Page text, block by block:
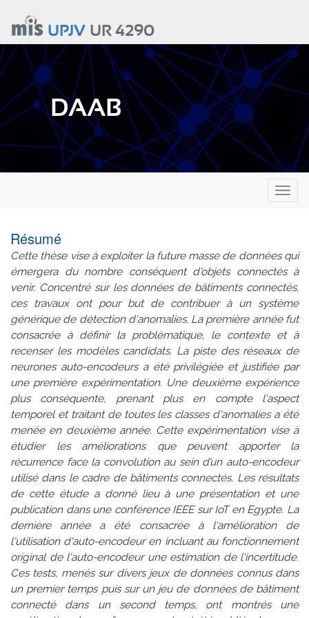
contenu
principal
UPJVUR 4290
DAAB
Résumé
Cette thèse vise à exploiter la future masse de données qui
émergera du nombre conséquent d'objets connectés à
venir. Concentré sur les données de bâtiments connectés,
ces travaux ont pour but de contribuer à un système
générique de détection d'anomalies. La première année fut
consacrée à définir la problématique, le contexte et à
recenser les modèles candidats. La piste des réseaux de
neurones auto-encodeurs a été privilégiée et justifiée par
une première expérimentation. Une deuxième expérience
plus conséquente, prenant plus en compte l'aspect
temporel et traitant de toutes les classes d'anomalies a été
menée en deuxième année. Cette expérimentation vise à
étudier les améliorations que peuvent apporter la
récurrence face la convolution au sein d’un auto-encodeur
utilisé dans le cadre de bâtiments connectés. Les résultats
de cette étude a donné lieu à une présentation et une
publication dans une conférence IEEE sur IoT en Egypte. La
dernière année a été consacrée à l'amélioration de
l'utilisation d'auto-encodeur en incluant au fonctionnement
original de l'auto-encodeur une estimation de l'incertitude.
Ces tests, menés sur divers jeux de données connus dans
un premier temps puis sur un jeu de données de bâtiment
connecté dans un second temps, ont montrés une